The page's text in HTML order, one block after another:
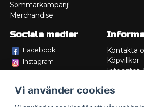
Sommarkampanj!
Merchandise
Sociala medier
Facebook
Instagram
Kontakta
Köpvillkor
Integritet
Service/
Vi använder cookies